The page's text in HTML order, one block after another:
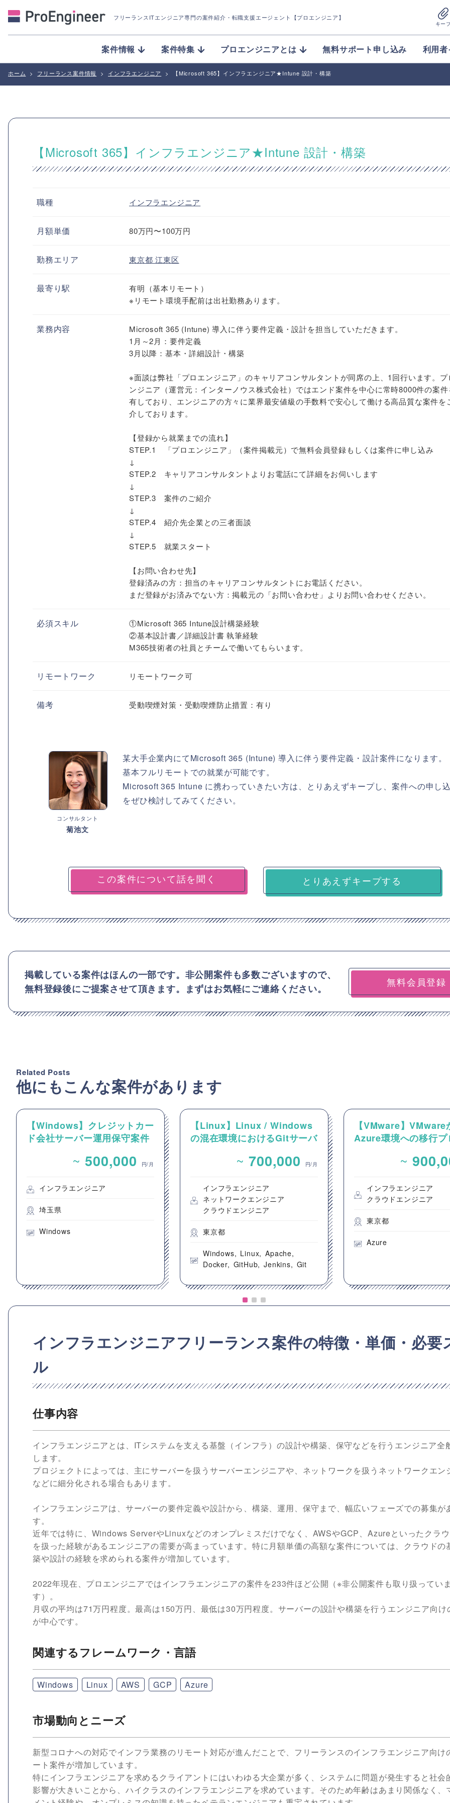
フリーランスITエンジニア専門の案件紹介 ・転職支援エージェント【プロエンジニア】
キー
案件情報 案件特集 プロエンジニアとは 無料サポート申し込み 利用
ホーム > フリーランス案件情報 > インフラエンジニア > 【Microsoft 365】インフラエンジニア★Intune 設計・構築
【Microsoft 365】インフラエンジニア★Intune 設計・構築
職種 インフラエンジニア
月額単価 80万円〜100万円
勤務エリア 東京都江東区
最寄り駅
有明（基本リモート）
※リモート環境手配前は出社勤務あります。
業務内容
Microsoft 365 (Intune) 導入に伴う要件定義・設計を担当していただきます。
1月～2月：要件定義
3月以降：基本・詳細設計・構築
※面談は弊社「プロエンジニア」のキャリアコンサルタントが同席の上、1回行います。プ
ンジニア（運営元：インターノウス株式会社）ではエンド案件を中心に常時8000件の案
有しており、エンジニアの方々に業界最安値級の手数料で安心して働ける高品質な案件を
介しております。
【登録から就業までの流れ】
STEP.1 「プロエンジニア」（案件掲載元）で無料会員登録もしくは案件に申し込み
↓
STEP.2 キャリアコンサルタントよりお電話にて詳細をお伺いします
↓
STEP.3 案件のご紹介
↓
STEP.4 紹介先企業との三者面談
↓
STEP.5 就業スタート
【お問い合わせ先】
登録済みの方：担当のキャリアコンサルタントにお電話ください。
まだ登録がお済みでない方：掲載元の「お問い合わせ」よりお問い合わせください。
必須スキル
①Microsoft 365 Intune設計構築経験
②基本設計書／詳細設計書 執筆経験
M365技術者の社員とチームで働いてもらいます。
リモートワーク リモートワーク可
備考 受動喫煙対策・受動喫煙防止措置：有り
コンサルタント
菊池文
某大手企業内にてMicrosoft 365 (Intune) 導入に伴う要件定義・設計案件になります。
基本フルリモートでの就業が可能です。
Microsoft 365 Intune に携わっていきたい方は、とりあえずキープし、案件への申し
をぜひ検討してみてください。
とりあえずキープする
掲載している案件はほんの一部です。非公開案件も多数ございますので、
無料登録後にご提案させて頂きます。まずはお気軽にご連絡ください。
無料会員登録
Related Posts
他にもこんな案件があります
【Windows】クレジットカー
ド会社サーバー運用保守案件
~ 500,000 円/月
インフラエンジニア
埼玉県
Windows
【Linux】Linux / Windows
の混在環境におけるGitサーバ
~ 700,000 円/月
インフラエンジニア
ネットワークエンジニア
クラウドエンジニア
東京都
Windows Linux
Apache
Docker
GitHub Jenkins Git
【VMware】VMware
Azure環境への移行プ
ーバー移行業務
~
インフラエンジニア
クラウドエンジニア
東京都
Azure
インフラエンジニアフリーランス案件の特徴・単価・必要
ル
仕事内容
インフラエンジニアとは、ITシステムを支える基盤（インフラ）の設計や構築、保守などを行うエンジニア全
します。
プロジェクトによっては、主にサーバーを扱うサーバーエンジニアや、ネットワークを扱うネットワークエン
などに細分化される場合もあります。
インフラエンジニアは、サーバーの要件定義や設計から、構築、運用、保守まで、幅広いフェーズでの募集が
す。
近年では特に、Windows ServerやLinuxなどのオンプレミスだけでなく、AWSやGCP、Azureといったクラ
を扱った経験があるエンジニアの需要が高まっています。特に月額単価の高額な案件については、クラウドの
築や設計の経験を求められる案件が増加しています。
2022年現在、プロエンジニアではインフラエンジニアの案件を233件ほど公開（※非公開案件も取り扱ってい
す）。
月収の平均は71万円程度。最高は150万円、最低は30万円程度。サーバーの設計や構築を行うエンジニア向け
が中心です。
関連するフレームワーク・言語
Windows Linux AWS GCP Azure
市場動向とニーズ
新型コロナへの対応でインフラ業務のリモート対応が進んだことで、フリーランスのインフラエンジニア向け
ート案件が増加しています。
特にインフラエンジニアを求めるクライアントにはいわゆる大企業が多く、システムに問題が発生すると社会
影響が大きいことから、ハイクラスのインフラエンジニアを求めています。そのため年齢はあまり関係なく、